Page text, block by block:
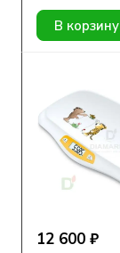
В корзину
12 600 ₽